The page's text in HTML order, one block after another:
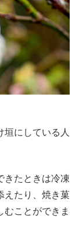
にしている人
きたときは冷凍
えたり、焼き菓
ことができま